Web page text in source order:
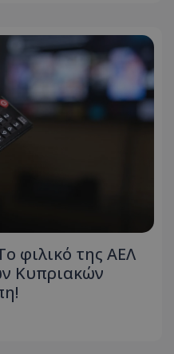
φιλικό της ΑΕΛ
Κυπριακών